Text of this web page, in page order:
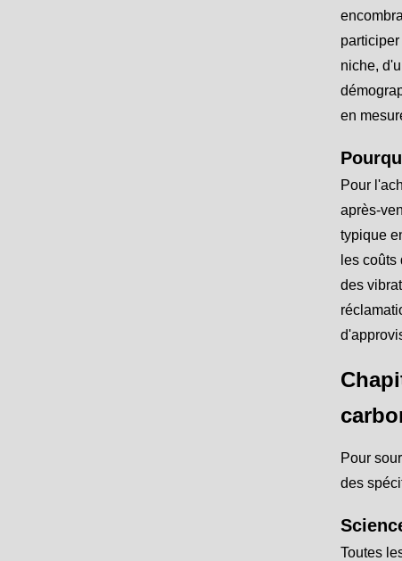
niche,
en
Pour
après-
typique
les
des
Pour
des
Toutes